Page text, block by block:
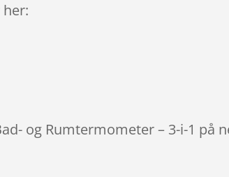
og Rumtermometer – 3-i-1 på